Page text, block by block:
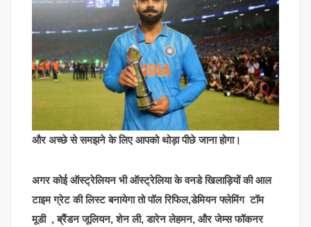
और अच्छे से समझने के लिए आपको थोड़ा पीछे जाना होगा।
अगर कोई ऑस्ट्रेलियन भी ऑस्ट्रेलिया के वनडे खिलाड़ियों की आल
टाइम ग्रेट की लिस्ट बनायेगा तो पॉल रिफिल,डेमियन फ्लेमिंग टॉम
मूडी , ब्रैंडन जूलियन, शेन ली, डारेन लेहमन, और जेम्स फॉकनर